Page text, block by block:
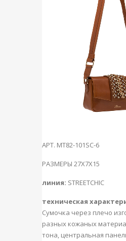
AРT. MT82-101SC-6
РАЗМЕРЫ 27X7X15
линия: STREETCHIC
техническая
Сумочка через плечо
разных кожаных
тона, центральная